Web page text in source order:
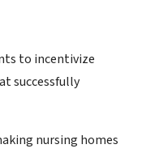
to incentivize
successfully
nursing homes